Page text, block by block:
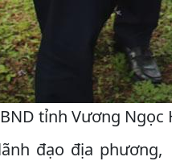
tỉnh Vương
đạo địa phương,